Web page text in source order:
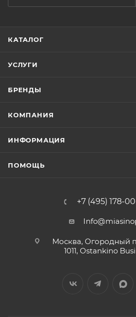
КАТАЛОГ
УСЛУГИ
БРЕНДЫ
КОМПАНИЯ
ИНФОРМАЦИЯ
ПОМОЩЬ
+7 (495) 178-
Москва, Огородный
1011, Ostankino